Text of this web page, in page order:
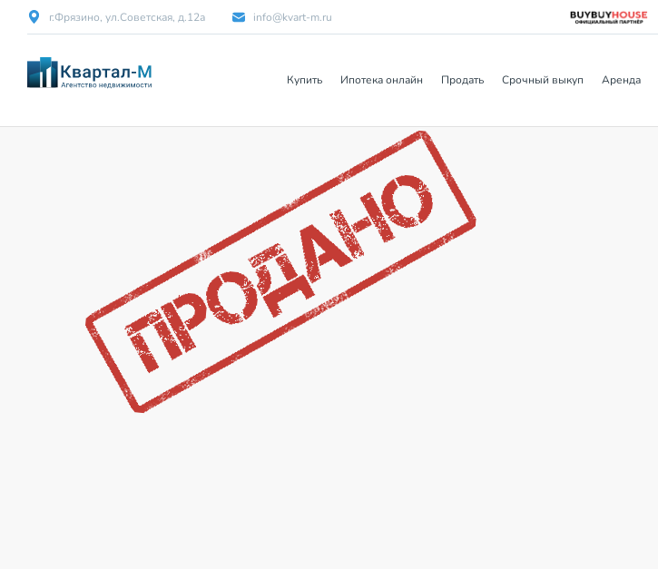
г.Фрязино, ул.Советская, д.12а info@kvart-m.ru
Купить Ипотека онлайн Продать Срочный выкуп Аренда